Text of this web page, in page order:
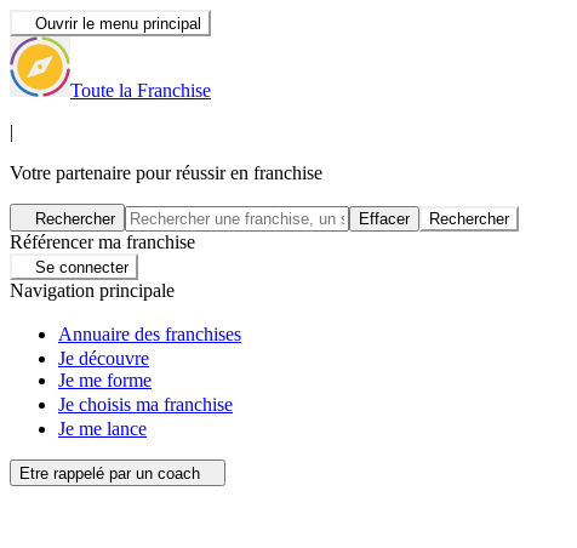
Ouvrir le menu principal
Toute la Franchise
|
Votre partenaire pour réussir en franchise
Rechercher Effacer Rechercher
Référencer ma franchise
Se connecter
Navigation principale
Annuaire des franchises
Je découvre
Je me forme
Je choisis ma franchise
Je me lance
Etre rappelé par un coach